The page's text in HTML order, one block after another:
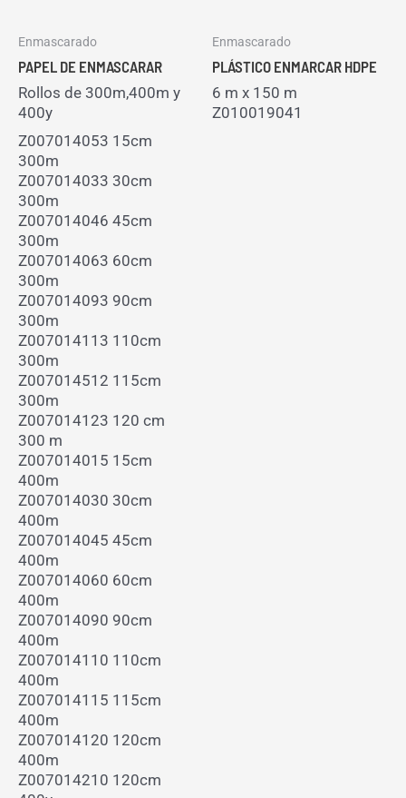
Enmascarado
PAPEL DE ENMASCARAR
Rollos de 300m,400m y
400y
Z007014053 15cm
300m
Z007014033 30cm
300m
Z007014046 45cm
300m
Z007014063 60cm
300m
Z007014093 90cm
300m
Z007014113 110cm
300m
Z007014512 115cm
300m
Z007014123 120 cm
300 m
Z007014015 15cm
400m
Z007014030 30cm
400m
Z007014045 45cm
400m
Z007014060 60cm
400m
Z007014090 90cm
400m
Z007014110 110cm
400m
Z007014115 115cm
400m
Z007014120 120cm
400m
Z007014210 120cm
Enmascarado
PLÁSTICO ENMARCAR HDPE
6 m x 150 m
Z010019041